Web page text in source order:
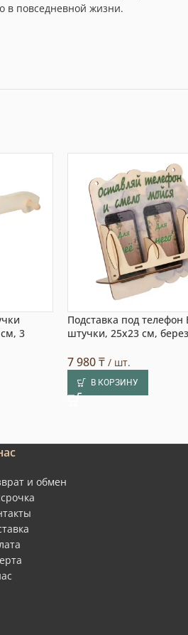
в повседневной жизни.
3
Подставка под
штучки, 25х23 см,
7 980₸ / шт.
В КОРЗИНУ
и обмен